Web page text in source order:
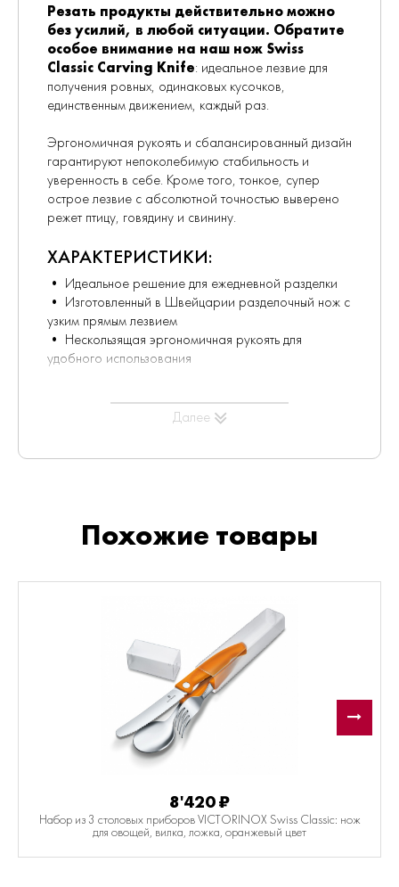
Резать продукты действительно можно
без усилий, в любой ситуации. Обратите
особое внимание на наш нож Swiss
Classic Carving Knife: идеальное лезвие для
получения ровных, одинаковых кусочков,
единственным движением, каждый раз.
Эргономичная рукоять и сбалансированный дизайн
гарантируют непоколебимую стабильность и
уверенность в себе. Кроме того, тонкое, супер
острое лезвие с абсолютной точностью выверено
режет птицу, говядину и свинину.
ХАРАКТЕРИСТИКИ:
• Идеальное решение для ежедневной разделки
• Изготовленный в Швейцарии разделочный нож с
узким прямым лезвием
• Нескользящая эргономичная рукоять для
удобного использования
СВОЙСТВА:
: 12 см
Материал рукояти: полипропилен, Нож
Далее
Похожие товары
8'420₽
Набор из 3 столовых приборов VICTORINOX Swiss Classic: нож
для овощей, вилка, ложка, оранжевый цвет